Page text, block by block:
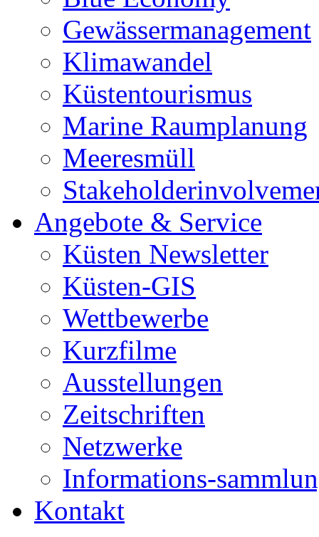
Gewässermanagement
Klimawandel
Küstentourismus
Marine Raumplanung
Meeresmüll
Angebote & Service
Küsten Newsletter
Küsten-GIS
Wettbewerbe
Kurzfilme
Ausstellungen
Zeitschriften
Netzwerke
Informations-
Kontakt